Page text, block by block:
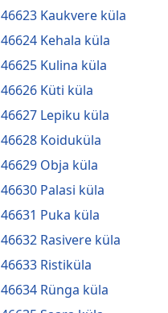
46623 Kaukvere küla
46624 Kehala küla
46625 Kulina küla
46626 Küti küla
46627 Lepiku küla
46628 Koiduküla
46629 Obja küla
46630 Palasi küla
46631 Puka küla
46632 Rasivere küla
46633 Ristiküla
46634 Rünga küla